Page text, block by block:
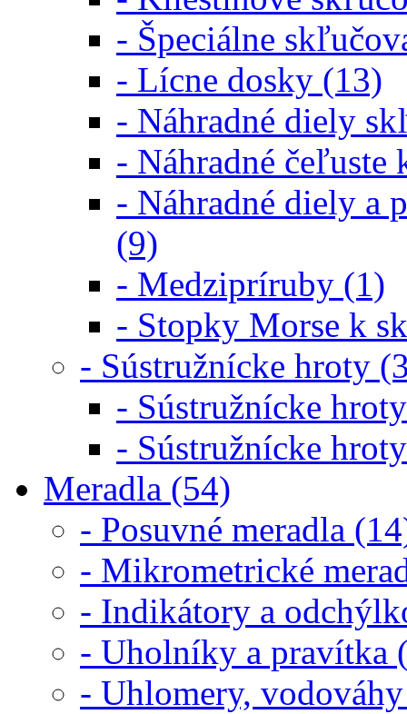
- Špeciálne
- Lícne dosky (13)
- Náhradné diely
- Náhradné
- Náhradné diely a
(9)
- Medzipríruby (1)
- Stopky Morse k
- Sústružnícke hroty
- Sústružnícke
- Sústružnícke
Meradla (54)
- Posuvné meradla
- Mikrometrické
- Indikátory a
- Uholníky a pravítka
- Uhlomery,